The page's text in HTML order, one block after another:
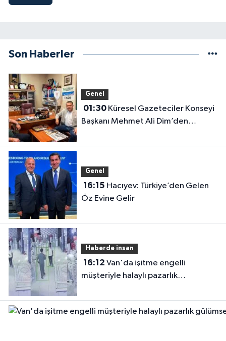
Son Haberler
Genel
01:30Küresel Gazeteciler Konseyi
Başkanı Mehmet Ali Dim’den
Genel
16:15
Öz Evine Gelir
Haberde insan
16:12
müşteriyle halaylı pazarlık